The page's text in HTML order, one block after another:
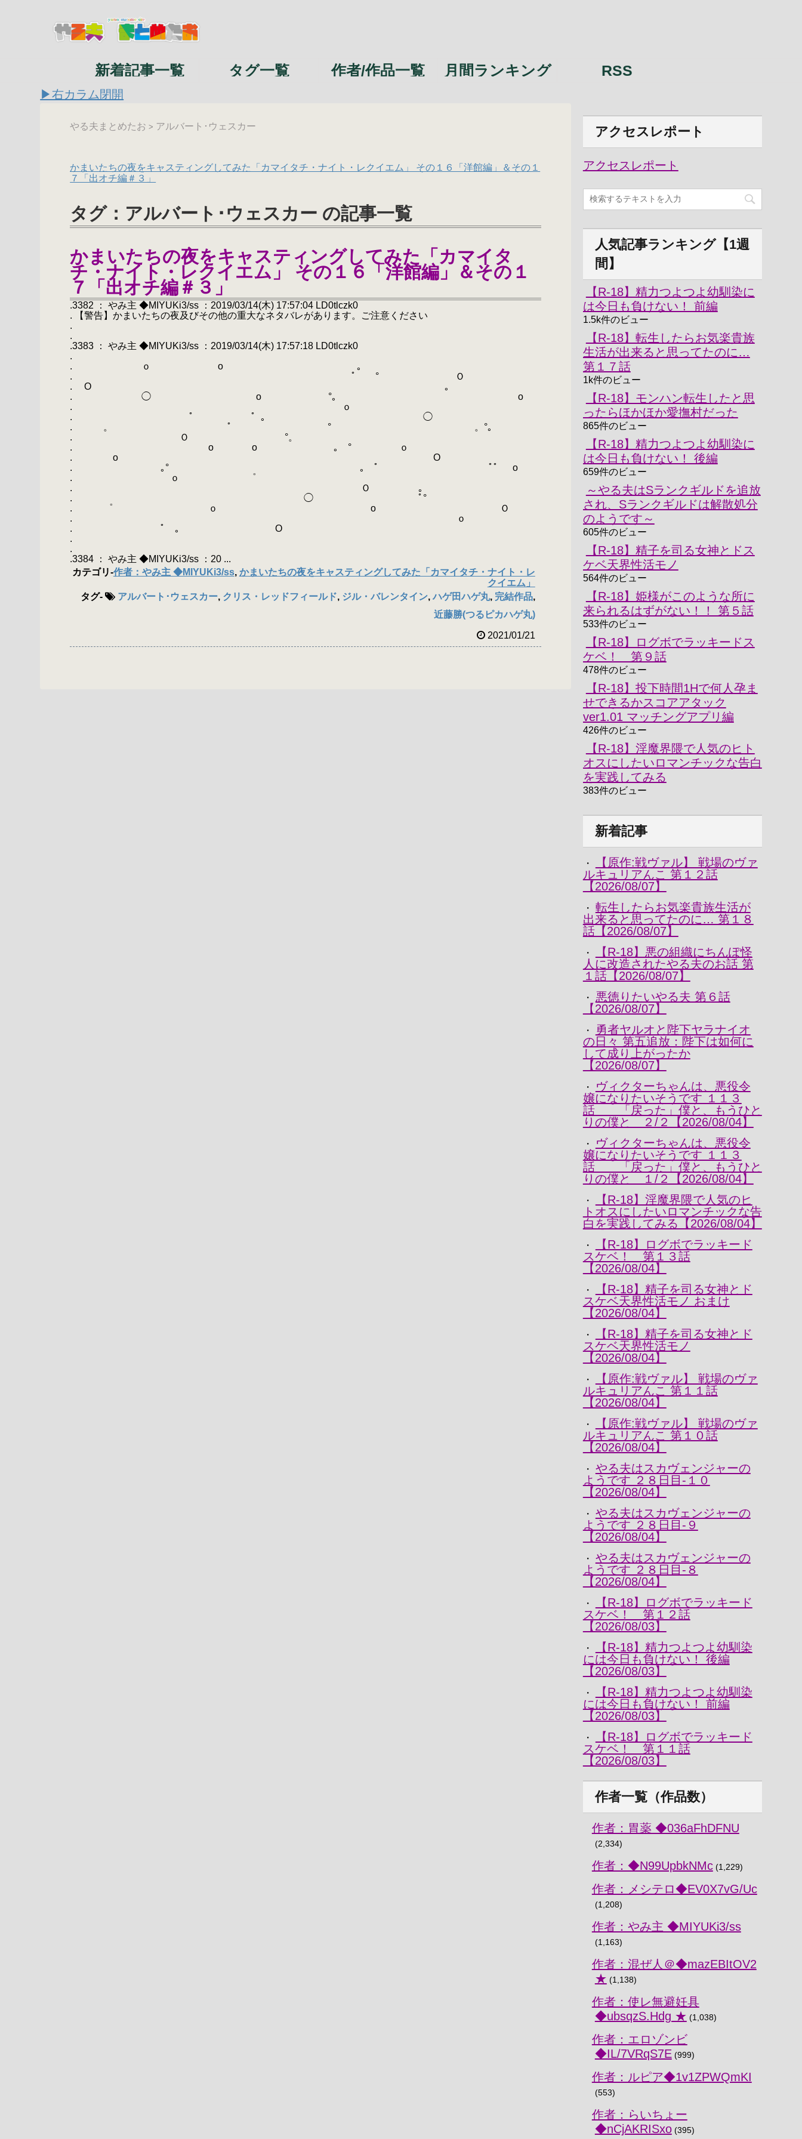
新着記事一覧 タグ一覧 作者/作品一覧 月間ランキング RSS
▶右カラム閉開
やる夫まとめたお > アルバート･ウェスカー
かまいたちの夜をキャスティングしてみた「カマイタチ・ナイト・レクイエム」 その１６「洋館編」＆その１
７「出オチ編＃３」
タグ：アルバート･ウェスカー の記事一覧
かまいたちの夜をキャスティングしてみた「カマイタ
チ・ナイト・レクイエム」 その１６「洋館編」＆その１
７「出オチ編＃３」
.3382 ： やみ主 ◆MIYUKi3/ss ：2019/03/14(木) 17:57:04 LD0tlczk0
. 【警告】かまいたちの夜及びその他の重大なネタバレがあります。ご注意ください
.
.
.3383 ： やみ主 ◆MIYUKi3/ss ：2019/03/14(木) 17:57:18 LD0tlczk0
.
. ｏ ο ｡
. ﾟ ° Ｏ
. O ｡
. ◯ o °｡ o
. ｏ
. ﾟ ゜。 ◯
. 。 ﾟ ° 。°｡
. Ｏ °。
. o ο ｡ ° ｏ
. ο O
. ｡° ｡ ゜ ﾟ゜ o
. ｏ ゜
. Ｏ ｡
. ◯ ﾟ°
. ゜ ｏ ο Ｏ
. ｏ
. ﾟ ｡ O
.
.
.3384 ： やみ主 ◆MIYUKi3/ss ：20 ...
カテゴリ-作者：やみ主 ◆MIYUKi3/ss, かまいたちの夜をキャスティングしてみた「カマイタチ・ナイト・レ
クイエム」
タグ- アルバート･ウェスカー, クリス・レッドフィールド, ジル・バレンタイン,ハゲ田ハゲ丸, 完結作品,
近藤勝(つるピカハゲ丸)
2021/01/21
アクセスレポート
アクセスレポート
人気記事ランキング【1週
間】
【R-18】精力つよつよ幼馴染に
は今日も負けない！ 前編
1.5k件のビュー
【R-18】転生したらお気楽貴族
生活が出来ると思ってたのに…
第１７話
1k件のビュー
【R-18】モンハン転生したと思
ったらほかほか愛撫村だった
865件のビュー
【R-18】精力つよつよ幼馴染に
は今日も負けない！ 後編
659件のビュー
～やる夫はSランクギルドを追放
され、Sランクギルドは解散処分
のようです～
605件のビュー
【R-18】精子を司る女神とドス
ケベ天界性活モノ
564件のビュー
【R-18】姫様がこのような所に
来られるはずがない！！ 第５話
533件のビュー
【R-18】ログボでラッキードス
ケベ！ 第９話
478件のビュー
【R-18】投下時間1Hで何人孕ま
せできるかスコアアタック
ver1.01 マッチングアプリ編
426件のビュー
【R-18】淫魔界隈で人気のヒト
オスにしたいロマンチックな告白
を実践してみる
383件のビュー
新着記事
・
【原作:戦ヴァル】 戦場のヴァ
ルキュリアんこ 第１２話
【2026/08/07】
・
転生したらお気楽貴族生活が
出来ると思ってたのに… 第１８
話【2026/08/07】
・
【R-18】悪の組織にちんぽ怪
人に改造されたやる夫のお話 第
１話【2026/08/07】
・
悪徳りたいやる夫 第６話
【2026/08/07】
・
勇者ヤルオと陛下ヤラナイオ
の日々 第五追放：陛下は如何に
して成り上がったか
【2026/08/07】
・
ヴィクターちゃんは、悪役令
嬢になりたいそうです １１３
話 「戻った」僕と、もうひと
りの僕と ２/２【2026/08/04】
・
ヴィクターちゃんは、悪役令
嬢になりたいそうです １１３
話 「戻った」僕と、もうひと
りの僕と １/２【2026/08/04】
・
【R-18】淫魔界隈で人気のヒ
トオスにしたいロマンチックな告
白を実践してみる【2026/08/04】
・
【R-18】ログボでラッキード
スケベ！ 第１３話
【2026/08/04】
・
【R-18】精子を司る女神とド
スケベ天界性活モノ おまけ
【2026/08/04】
・
【R-18】精子を司る女神とド
スケベ天界性活モノ
【2026/08/04】
・
【原作:戦ヴァル】 戦場のヴァ
ルキュリアんこ 第１１話
【2026/08/04】
・
【原作:戦ヴァル】 戦場のヴァ
ルキュリアんこ 第１０話
【2026/08/04】
・
やる夫はスカヴェンジャーの
ようです ２８日目-１０
【2026/08/04】
・
やる夫はスカヴェンジャーの
ようです ２８日目-９
【2026/08/04】
・
やる夫はスカヴェンジャーの
ようです ２８日目-８
【2026/08/04】
・
【R-18】ログボでラッキード
スケベ！ 第１２話
【2026/08/03】
・
【R-18】精力つよつよ幼馴染
には今日も負けない！ 後編
【2026/08/03】
・
【R-18】精力つよつよ幼馴染
には今日も負けない！ 前編
【2026/08/03】
・
【R-18】ログボでラッキード
スケベ！ 第１１話
【2026/08/03】
作者一覧（作品数）
作者：胃薬 ◆036aFhDFNU
(2,334)
作者：◆N99UpbkNMc(1,229)
作者：メシテロ◆EV0X7vG/Uc
(1,208)
作者：やみ主 ◆MIYUKi3/ss
(1,163)
作者：混ぜ人＠◆mazEBItOV2
★ (1,138)
作者：使レ無避妊具
◆ubsqzS.Hdg ★ (1,038)
作者：エロゾンビ
◆IL/7VRqS7E(999)
作者：ルピア◆1v1ZPWQmKI
(553)
作者：らいちょー
◆nCjAKRISxo(395)